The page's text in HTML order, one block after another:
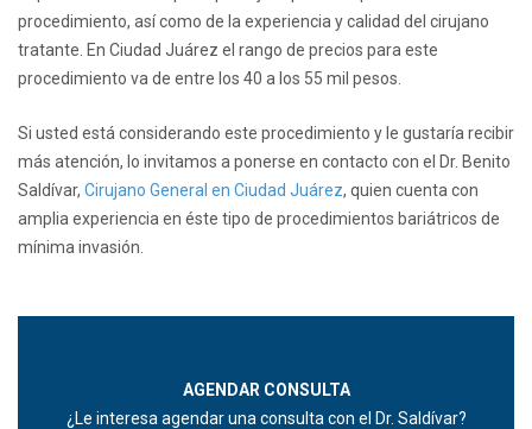
procedimiento, así como de la experiencia y calidad del cirujano
tratante. En Ciudad Juárez el rango de precios para este
procedimiento va de entre los 40 a los 55 mil pesos.
Si usted está considerando este procedimiento y le gustaría recibir
más atención, lo invitamos a ponerse en contacto con el Dr. Benito
Saldívar, Cirujano General en Ciudad Juárez, quien cuenta con
amplia experiencia en éste tipo de procedimientos bariátricos de
mínima invasión.
AGENDAR CONSULTA
¿Le interesa agendar una consulta con el Dr. Saldívar?